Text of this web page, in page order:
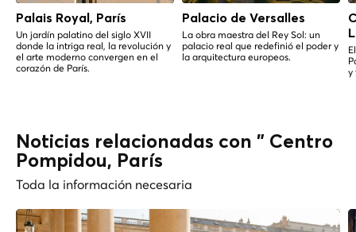
Palais Royal, París
Un jardín palatino del siglo XVII
donde la intriga real, la revolución y
el arte moderno convergen en el
corazón de París.
Palacio de Versalles
La obra maestra del Rey Sol: un
palacio real que redefinió el poder y
la arquitectura europeos.
y
Noticias relacionadas con " Centro
Pompidou, París
Toda la información necesaria